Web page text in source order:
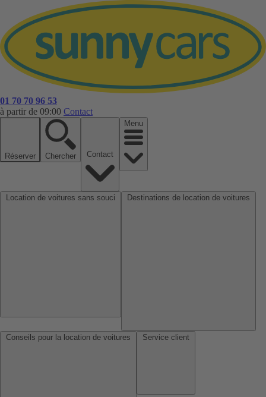
01 70 70 96 53
à partir de 09:00 Contact
Réserver Chercher
Menu